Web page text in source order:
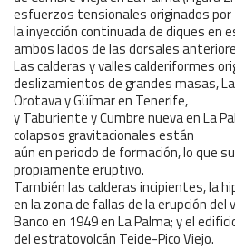
esfuerzos tensionales originados por
la inyección continuada de diques
ambos lados de las dorsales
Las calderas y valles calderiformes
deslizamientos de grandes masas,
Orotava y Güímar en Tenerife,
y Taburiente y Cumbre nueva en La
colapsos gravitacionales están
aún en periodo de formación, lo que
propiamente eruptivo.
También las calderas incipientes, la
en la zona de fallas de la erupción del
Banco en 1949 en La Palma; y el
del estratovolcán Teide-Pico Viejo.